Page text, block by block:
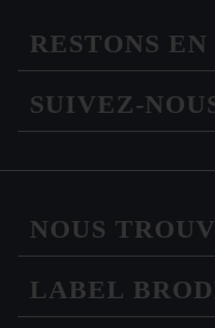
RESTONS
SUIVEZ-
NOUS
LABEL